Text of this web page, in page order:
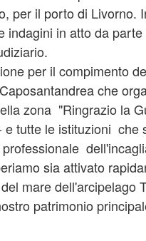
per il porto di Livorno.
indagini in atto da
per il compimento
che
zona "Ringrazio la
e tutte le istituzioni
sia attivato
mare dell'arcipelago
patrimonio